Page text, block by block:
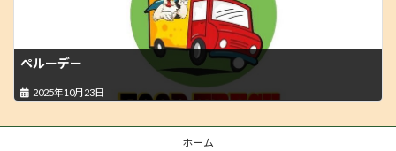
ペルーデー
2025年10月23日
ホーム